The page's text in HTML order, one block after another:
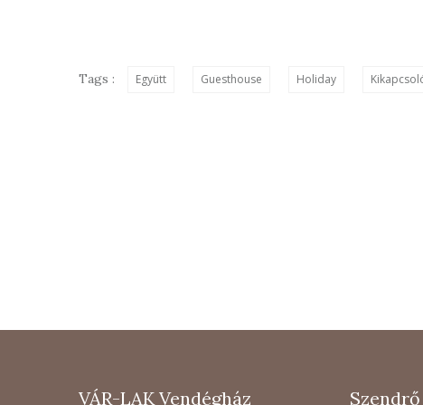
Tags : Együtt Guesthouse Holiday
VÁR-LAK Vendégház